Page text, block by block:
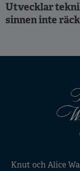
Utvecklar
sinnen inte
Knut och Alice